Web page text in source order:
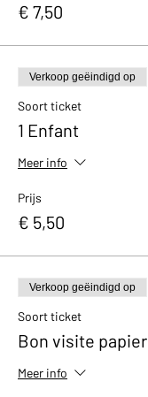
€ 7,50
Verkoop geëindigd op
Soort ticket
1 Enfant
Meer info
Prijs
€ 5,50
Verkoop geëindigd op
Soort ticket
Bon visite papier
Meer info